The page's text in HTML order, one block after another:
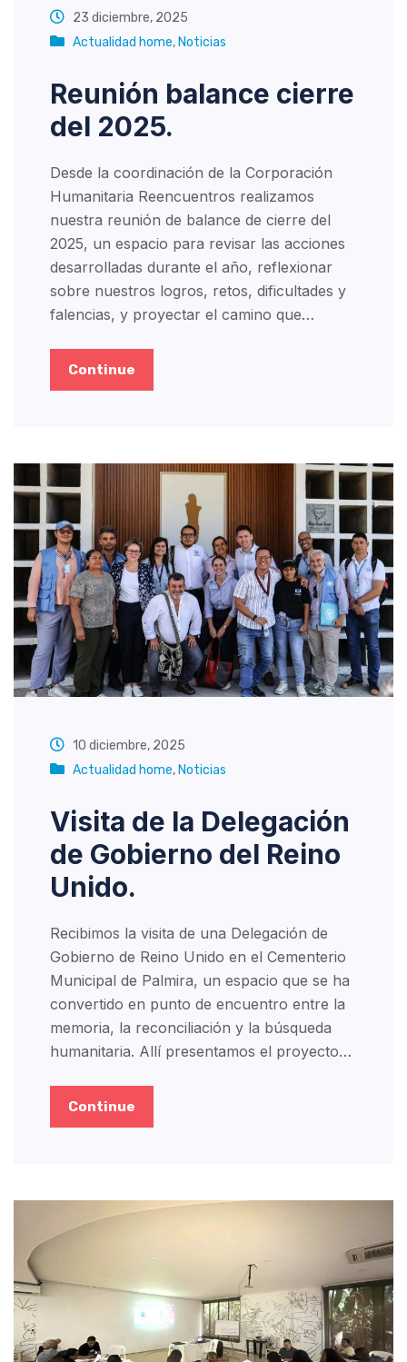
23 diciembre, 2025
Actualidad home, Noticias
Reunión balance cierre
del 2025.
Desde la coordinación de la Corporación
Humanitaria Reencuentros realizamos
nuestra reunión de balance de cierre del
2025, un espacio para revisar las acciones
desarrolladas durante el año, reflexionar
sobre nuestros logros, retos, dificultades y
falencias, y proyectar el camino que…
Continue
10 diciembre, 2025
Actualidad home, Noticias
Visita de la Delegación
de Gobierno del Reino
Unido.
Recibimos la visita de una Delegación de
Gobierno de Reino Unido en el Cementerio
Municipal de Palmira, un espacio que se ha
convertido en punto de encuentro entre la
memoria, la reconciliación y la búsqueda
humanitaria. Allí presentamos el proyecto…
Continue